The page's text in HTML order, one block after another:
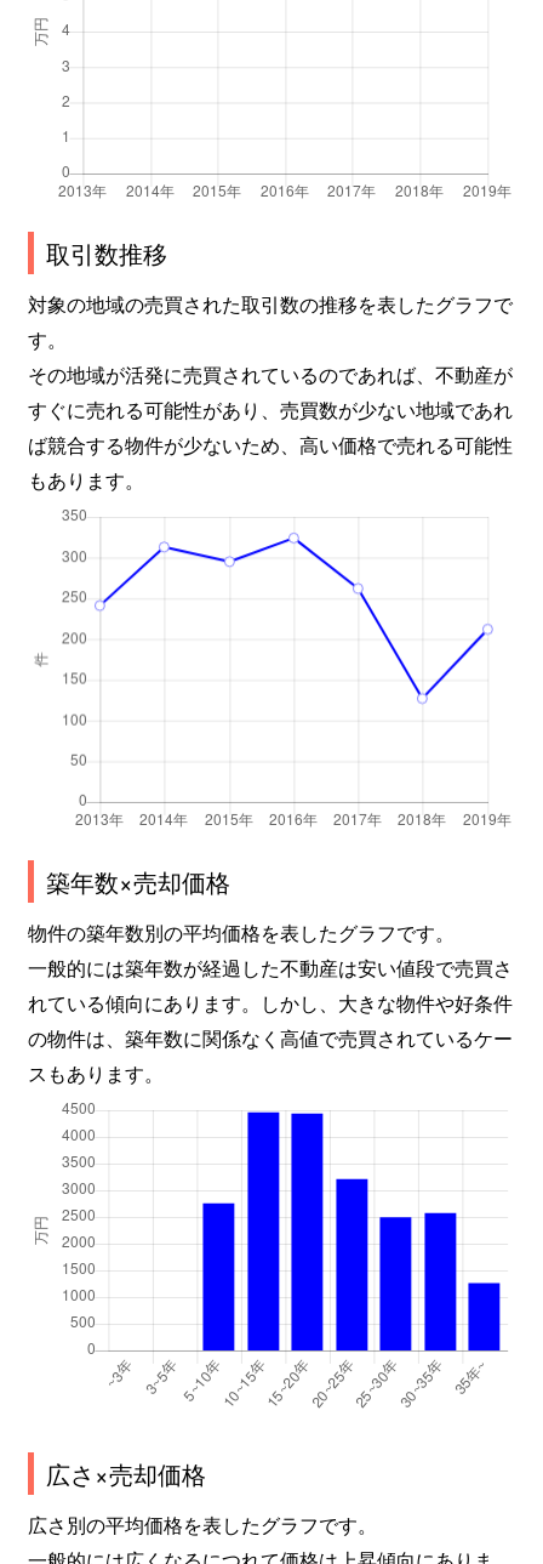
取引数推移
対象の地域の売買された取引数の推移を表したグラフで
す。
その地域が活発に売買されているのであれば、不動産が
すぐに売れる可能性があり、売買数が少ない地域であれ
ば競合する物件が少ないため、高い価格で売れる可能性
もあります。
築年数×売却価格
物件の築年数別の平均価格を表したグラフです。
一般的には築年数が経過した不動産は安い値段で売買さ
れている傾向にあります。しかし、大きな物件や好条件
の物件は、築年数に関係なく高値で売買されているケー
スもあります。
広さ×売却価格
広さ別の平均価格を表したグラフです。